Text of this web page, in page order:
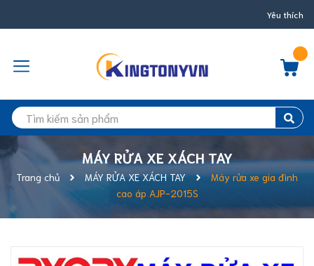
Yêu thích
MÁY RỬA XE XÁCH TAY
Trang chủ MÁY RỬA XE XÁCH TAY
Máy rửa xe gia đình
cao áp AJP-2015S